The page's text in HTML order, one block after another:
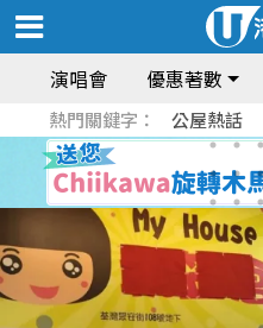
演唱會 優惠著數
熱門關鍵字： 公屋熱話